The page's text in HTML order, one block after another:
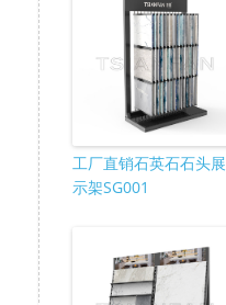
工厂直销石英石石头展
示架SG001